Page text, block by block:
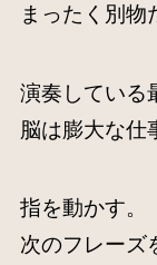
まったく別物
演奏している
脳は膨大な仕
指を動かす。
次のフレーズ